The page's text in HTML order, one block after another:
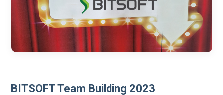
BITSOFT Team Building 2023